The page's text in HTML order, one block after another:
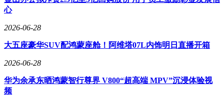
心
2026-06-28
大五座豪华SUV配鸿蒙座舱！阿维塔07L内饰明日直播开箱
2026-06-28
华为余承东晒鸿蒙智行尊界 V800“超高端 MPV”沉浸体验视
频